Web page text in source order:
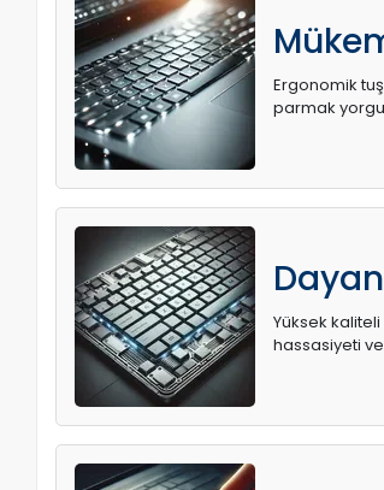
Ergonomik
parmak
Yüksek
hassasiyeti